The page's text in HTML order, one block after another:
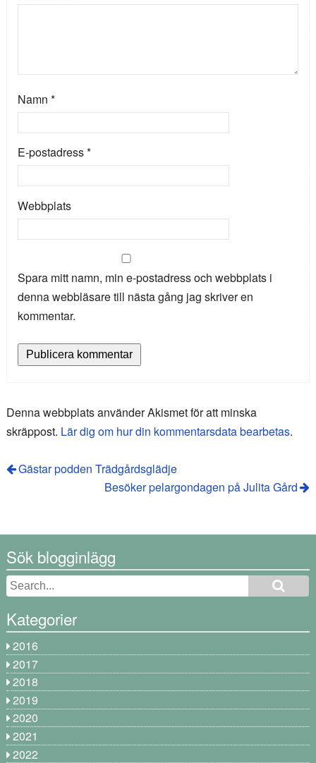
Namn *
E-postadress*
Webbplats
Spara mitt namn, min e-postadress och webbplats i
denna webbläsare till nästa gång jag skriver en
kommentar.
Denna webbplats använder Akismet för att minska
skräppost. Lär dig om hur din kommentarsdata bearbetas.
Gästar podden Trädgårdsglädje
Besöker pelargondagen på Julita Gård
Sök blogginlägg
Kategorier
2016
2017
2018
2019
2020
2021
2022